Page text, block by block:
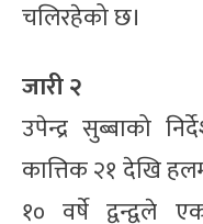
चलिरहेको छ।
जारी २
उपेन्द्र सुब्बाको
कात्तिक २१ देखि
१० वर्षे द्वन्द्वले